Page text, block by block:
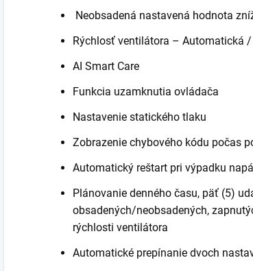
Neobsadená nastavená hodnota
Rýchlosť ventilátora – Automatická
AI Smart Care
Funkcia uzamknutia ovládača
Nastavenie statického tlaku
Zobrazenie chybového kódu počas
Automatický reštart pri výpadku
Plánovanie denného času, päť (5)
obsadených/neobsadených,
rýchlosti ventilátora
Automatické prepínanie dvoch